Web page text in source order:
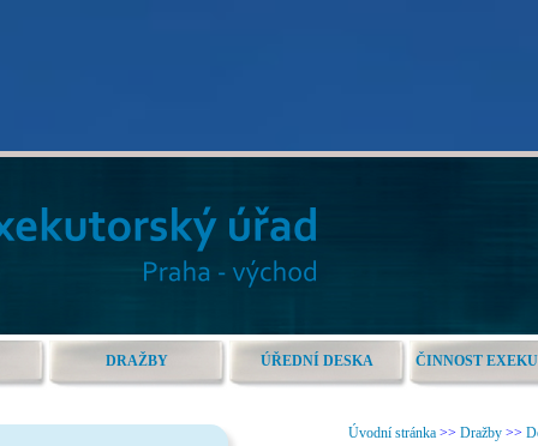
DRAŽBY ÚŘEDNÍ DESKA ČINNOST
Úvodní stránka >> Dražby >>